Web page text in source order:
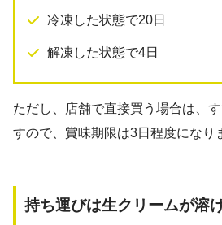
冷凍した状態で20日
解凍した状態で4日
ただし、店舗で直接買う場合は、
すので、賞味期限は3日程度になり
持ち運びは生クリームが溶